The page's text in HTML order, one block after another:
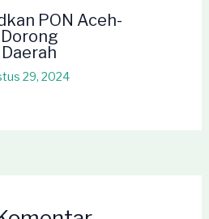
PON Aceh-
29, 2024